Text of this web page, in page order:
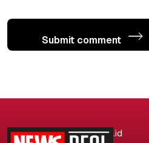
Submit comment
.id